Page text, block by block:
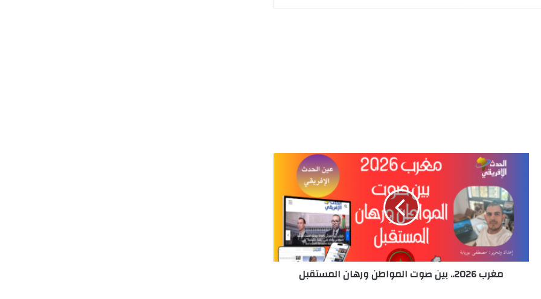
2026..
صوت
المواطن
ورهان
المستقبل
مغرب 2026.. بين صوت المواطن ورهان المستقبل